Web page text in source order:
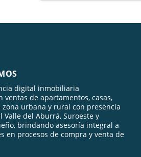
digital inmobiliaria
ventas de apartamentos, casas,
zona urbana y rural con presencia
Valle del Aburrá, Suroeste y
brindando asesoría integral a
en procesos de compra y venta de